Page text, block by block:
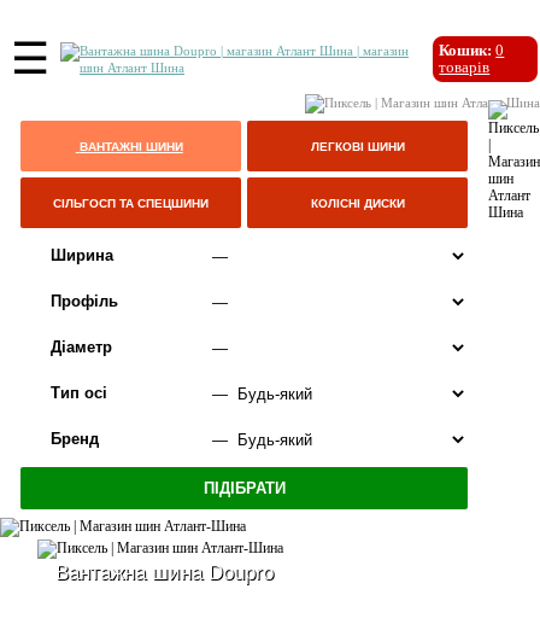
☰ Кошик: 0
товарів
ВАНТАЖНІ ШИНИ ЛЕГКОВІ ШИНИ
СІЛЬГОСП ТА СПЕЦШИНИ КОЛІСНІ ДИСКИ
Ширина
Профіль
Діаметр
Тип осі
Бренд
Вантажна шина Doupro